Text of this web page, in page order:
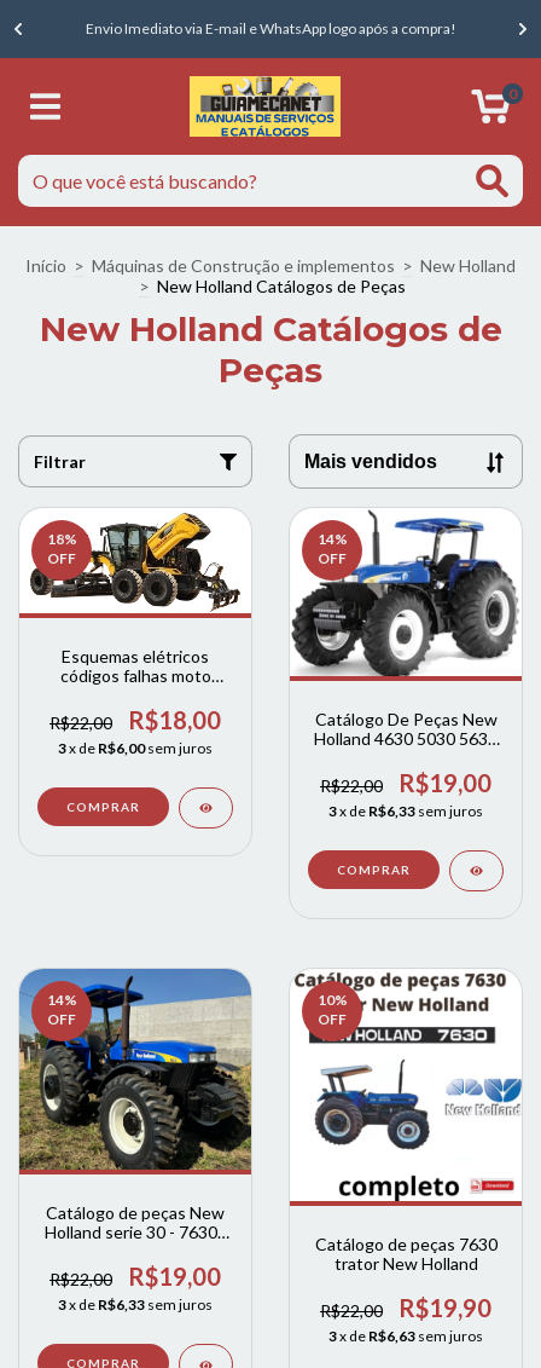
Envio Imediato via E-mail e WhatsApp logo após a compra!
0
Início > Máquinas de Construção e implementos > New Holland
> New Holland Catálogos de Peças
New Holland Catálogos de
Peças
Filtrar
18%
OFF
Esquemas elétricos
códigos falhas moto
rg170b - rg200b RG140.B
RG170.B RG200.B
R$22,00 R$18,00
3x de R$6,00 sem juros
14%
OFF
Catálogo De Peças New
Holland 4630 5030 5630
R$22,00
R$19,00
3x de R$6,33 sem juros
14%
OFF
Catálogo de peças New
Holland serie 30 - 7630 -
R$22,00
R$19,00
3x de R$6,33 sem juros
10%
OFF
Catálogo de peças 7630
trator New Holland
R$22,00 R$19,90
3x de R$6,63 sem juros